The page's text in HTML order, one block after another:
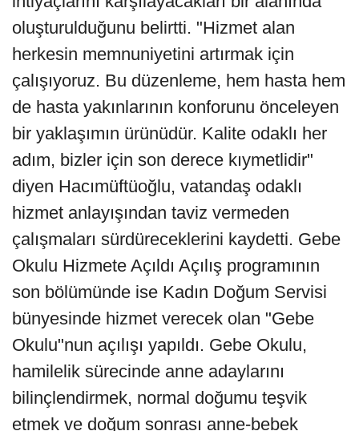
oluşturulduğunu belirtti. "Hizmet alan
herkesin memnuniyetini artırmak için
çalışıyoruz. Bu düzenleme, hem hasta hem
de hasta yakınlarının konforunu önceleyen
bir yaklaşımın ürünüdür. Kalite odaklı her
adım, bizler için son derece kıymetlidir"
diyen Hacımüftüoğlu, vatandaş odaklı
hizmet anlayışından taviz vermeden
çalışmaları sürdüreceklerini kaydetti. Gebe
Okulu Hizmete Açıldı Açılış programının
son bölümünde ise Kadın Doğum Servisi
bünyesinde hizmet verecek olan "Gebe
Okulu"nun açılışı yapıldı. Gebe Okulu,
hamilelik sürecinde anne adaylarını
bilinçlendirmek, normal doğumu teşvik
etmek ve doğum sonrası anne-bebek